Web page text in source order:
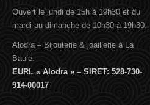
Ouvert le lundi de 15h à 19h30 et du
mardi au dimanche de 10h30 à 19h30.
Alodra – Bijouterie & joaillerie à La
Baule.
EURL « Alodra » – SIRET: 528-730-
914-00017